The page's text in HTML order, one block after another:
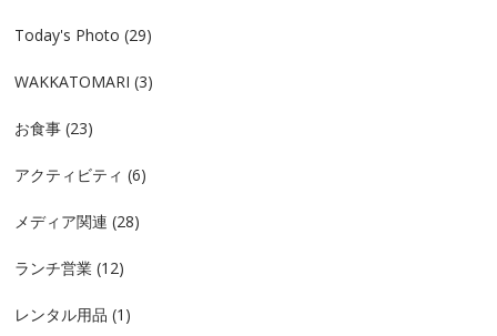
Today's Photo (29)
WAKKATOMARI (3)
お食事 (23)
アクティビティ (6)
メディア関連 (28)
ランチ営業 (12)
レンタル用品 (1)